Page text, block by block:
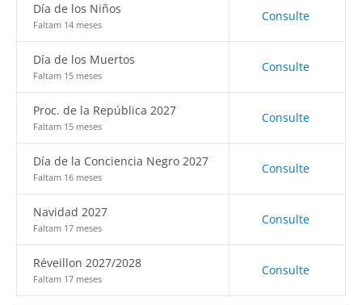
Día de los Niños
Faltam 14 meses
Consulte
Día de los Muertos
Faltam 15 meses
Consulte
Proc. de la República 2027
Faltam 15 meses
Consulte
Día de la Conciencia Negro 2027
Faltam 16 meses
Consulte
Navidad 2027
Faltam 17 meses
Consulte
Réveillon 2027/2028
Faltam 17 meses
Consulte